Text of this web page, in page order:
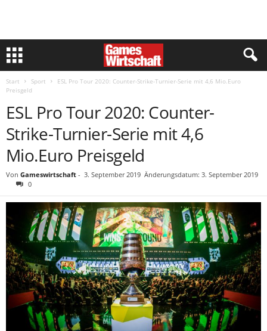
Start Sport
ESL Pro Tour 2020: Counter-Strike-Turnier-Serie mit 4,6 Mio.Euro
Preisgeld
ESL Pro Tour 2020: Counter-
Strike-Turnier-Serie mit 4,6
Mio.Euro Preisgeld
Von Gameswirtschaft - 3. September 2019 Änderungsdatum: 3. September 2019
0